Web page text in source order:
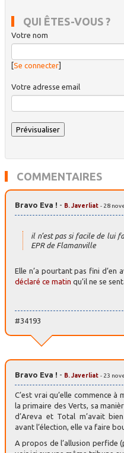
QUI ÊTES-VOUS ?
Votre nom
[Se connecter]
Votre adresse email
COMMENTAIRES
Bravo Eva ! - B. Javerliat - 28
il n’est pas si facile de lui
EPR de Flamanville
Elle n’a pourtant pas fini d’en
déclaré ce matin qu’il ne se
#34193
Bravo Eva ! - B. Javerliat - 23
C’est vrai qu’elle commence à
la primaire des Verts, sa
d’Areva et Total m’avait
avant l’élection, elle va faire
A propos de l’allusion perfide